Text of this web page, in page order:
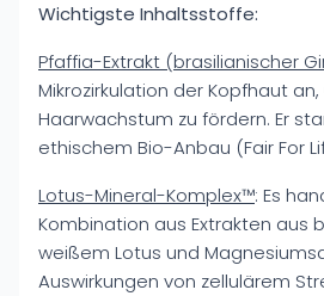
Wichtigste Inhaltsstoffe:
Pfaffia-Extrakt (brasilianischer
Mikrozirkulation der Kopfhaut
Haarwachstum zu fördern. Er
ethischem Bio-Anbau (Fair For
Lotus-Mineral-Komplex™: Es
Kombination aus Extrakten aus
weißem Lotus und
Auswirkungen von zellulärem